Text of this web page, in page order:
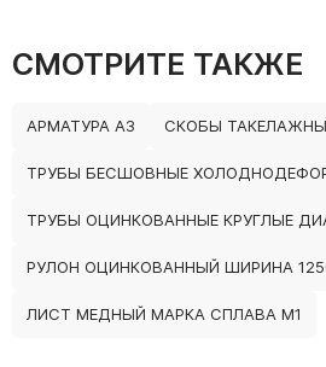
СМОТРИТЕ ТАКЖЕ
АРМАТУРА А3 СКОБЫ
ТРУБЫ БЕСШОВНЫЕ
ТРУБЫ ОЦИНКОВАННЫЕ КРУГЛЫЕ
РУЛОН ОЦИНКОВАННЫЙ ШИРИНА
ЛИСТ МЕДНЫЙ МАРКА СПЛАВА М1